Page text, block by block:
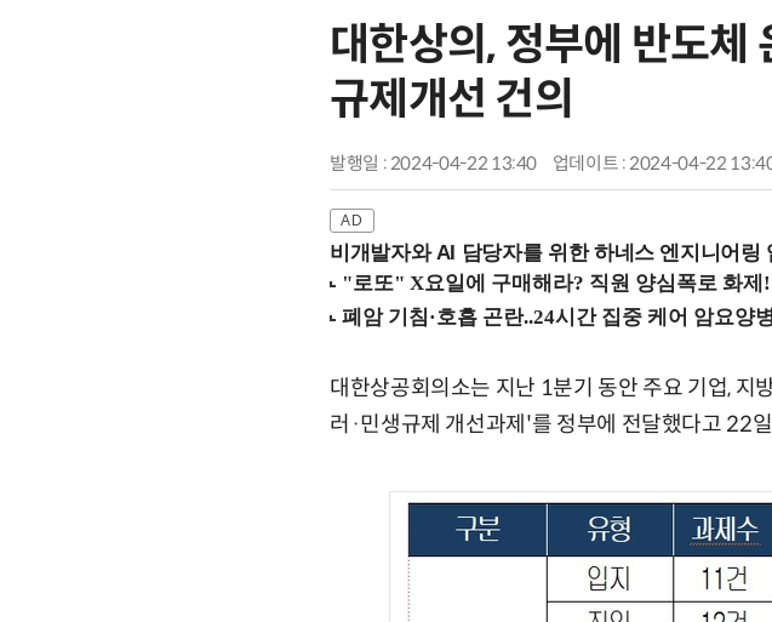
대한상의, 정부에 반도체
규제개선 건의
발행일 : 2024-04-22 13:40 업데이트 : 2024-04-22
비개발자와 AI 담당자를 위한 하네스 엔지니어링
대한상공회의소는 지난 1분기 동안 주요 기업,
러·민생규제 개선과제'를 정부에 전달했다고 22